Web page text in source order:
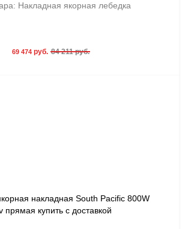
Накладная якорная лебедка
69 474руб. 84 211 руб.